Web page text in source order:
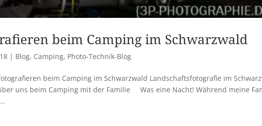
beim Camping im Schwarzwald
| Blog, Camping, Photo-Technik-Blog
beim Camping im Schwarzwald Landschaftsfotografie im
uns beim Camping mit der Familie Was eine Nacht! Während meine